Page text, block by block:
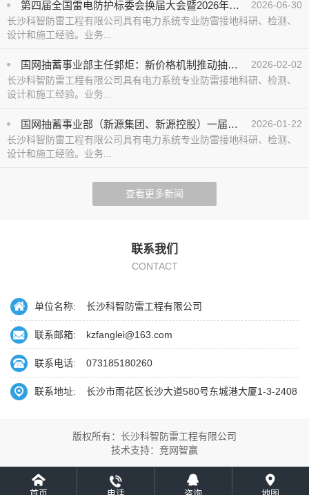
第四届全国雷电防护标委会换届大会暨2026年年会在京召开
2026-06-30
长沙科智防雷工程有限公司具有电力系统专业防雷接地科研、检测、
设计和施工经验。业务...
国网抽蓄事业部主任郭炬：新价格机制推动抽水蓄能高质量发展
2026-02-02
长沙科智防雷工程有限公司具有电力系统专业防雷接地科研、检测、
设计和施工经验。业务...
国网抽蓄事业部（新源集团、新源控股）一届一次职工代表大会暨2026年工作会议在京举行
2026-01-22
长沙科智防雷工程有限公司具有电力系统专业防雷接地科研、检测、
设计和施工经验。业务...
查看更多新闻
联系我们
CONTACT
单位名称: 长沙科智防雷工程有限公司
联系邮箱: kzfanglei@163.com
联系电话: 073185180260
联系地址: 长沙市雨花区长沙大道580号东城港大厦1-3-2408
版权所有：长沙科智防雷工程有限公司
技术支持： 竞网智赢